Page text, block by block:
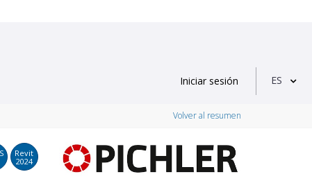
Iniciar sesión ES
Volver al resumen
Revit
2024